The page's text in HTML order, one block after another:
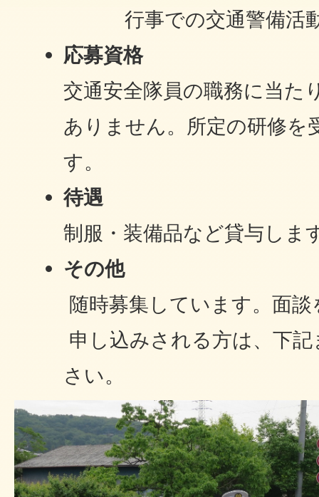
行事での交通警備活
応募資格
交通安全隊員の職務に当た
ありません。所定の研修を
す。
待遇
制服・装備品など貸与しま
その他
随時募集しています。面
申し込みされる方は、下
さい。